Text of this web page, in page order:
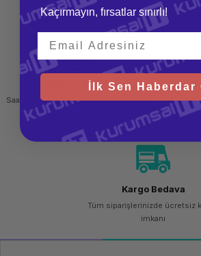
teslim al
Hızlı Gönderi
Saat 15.00'a kadar yapılan siparişlerde
aynı gün kargo imkanı
Kargo Bedava
Tüm siparişlerinizde ücretsiz
imkanı
Kaçırmayın, fırsatlar sınırlı!
İlk Sen Haberdar